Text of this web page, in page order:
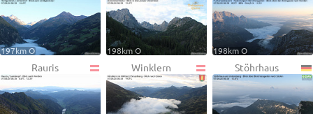
197km O 198km O 198km O
Rauris Winklern Stöhrhaus